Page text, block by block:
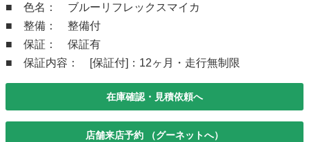
■ 色名： ブルーリフレックスマイカ
■ 整備： 整備付
■ 保証： 保証有
■ 保証内容： [保証付]：12ヶ月・走行無制限
在庫確認・見積依頼へ
店舗来店予約 （グーネットへ）